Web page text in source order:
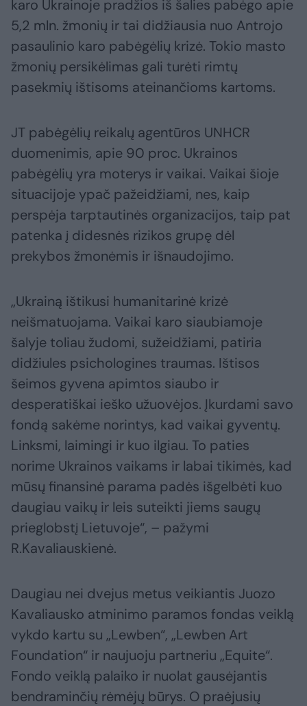
karo Ukrainoje pradžios iš šalies pabėgo apie
5,2 mln. žmonių ir tai didžiausia nuo Antrojo
pasaulinio karo pabėgėlių krizė. Tokio masto
žmonių persikėlimas gali turėti rimtų
pasekmių ištisoms ateinančioms kartoms.
JT pabėgėlių reikalų agentūros UNHCR
duomenimis, apie 90 proc. Ukrainos
pabėgėlių yra moterys ir vaikai. Vaikai šioje
situacijoje ypač pažeidžiami, nes, kaip
perspėja tarptautinės organizacijos, taip pat
patenka į didesnės rizikos grupę dėl
prekybos žmonėmis ir išnaudojimo.
„Ukrainą ištikusi humanitarinė krizė
neišmatuojama. Vaikai karo siaubiamoje
šalyje toliau žudomi, sužeidžiami, patiria
didžiules psichologines traumas. Ištisos
šeimos gyvena apimtos siaubo ir
desperatiškai ieško užuovėjos. Įkurdami savo
fondą sakėme norintys, kad vaikai gyventų.
Linksmi, laimingi ir kuo ilgiau. To paties
norime Ukrainos vaikams ir labai tikimės, kad
mūsų finansinė parama padės išgelbėti kuo
daugiau vaikų ir leis suteikti jiems saugų
prieglobstį Lietuvoje“, – pažymi
R.Kavaliauskienė.
Daugiau nei dvejus metus veikiantis Juozo
Kavaliausko atminimo paramos fondas veiklą
vykdo kartu su „Lewben“, „Lewben Art
Foundation“ ir naujuoju partneriu „Equite“.
Fondo veiklą palaiko ir nuolat gausėjantis
bendraminčių rėmėjų būrys. O praėjusių